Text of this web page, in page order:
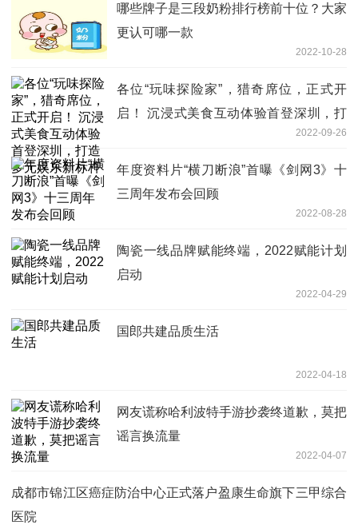
哪些牌子是三段奶粉排行榜前十位？大家
更认可哪一款
2022-10-28
各位“玩味探险家”，猎奇席位，正式开
启！ 沉浸式美食互动体验首登深圳，打
2022-09-26
年度资料片“横刀断浪”首曝《剑网3》十
三周年发布会回顾
2022-08-28
陶瓷一线品牌赋能终端，2022赋能计划
启动
2022-04-29
国郎共建品质生活
2022-04-18
网友谎称哈利波特手游抄袭终道歉，莫把
谣言换流量
2022-04-07
成都市锦江区癌症防治中心正式落户盈康生命旗下三甲综合
医院